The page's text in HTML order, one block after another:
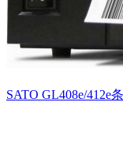
SATO GL408e/412e